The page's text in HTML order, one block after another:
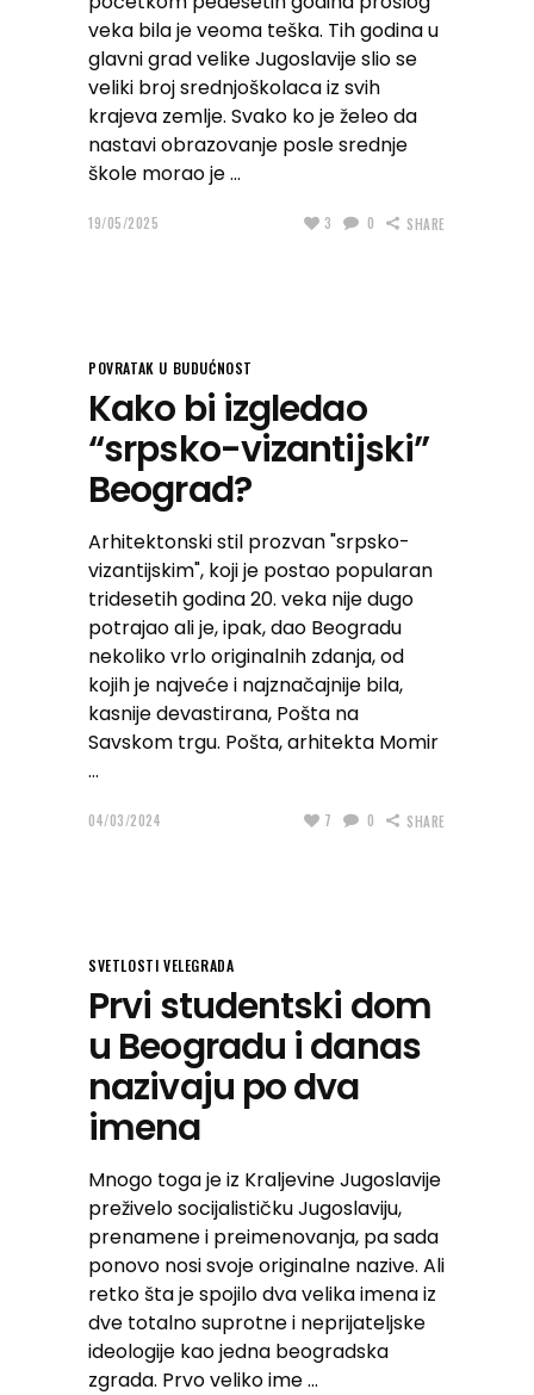
veka bila je veoma teška. Tih godina u
glavni grad velike Jugoslavije slio se
veliki broj srednjoškolaca iz svih
krajeva zemlje. Svako ko je želeo da
nastavi obrazovanje posle srednje
škole morao je
19/05/2025 3 0 SHARE
POVRATAK U BUDUĆNOST
Kako bi izgledao
“srpsko-vizantijski”
Beograd?
Arhitektonski stil prozvan "srpsko-
vizantijskim", koji je postao popularan
tridesetih godina 20. veka nije dugo
potrajao ali je, ipak, dao Beogradu
nekoliko vrlo originalnih zdanja, od
kojih je najveće i najznačajnije bila,
kasnije devastirana, Pošta na
Savskom trgu. Pošta, arhitekta Momir
04/03/2024 7 0 SHARE
SVETLOSTI VELEGRADA
Prvi studentski dom
u Beogradu i danas
nazivaju po dva
imena
Mnogo toga je iz Kraljevine Jugoslavije
preživelo socijalističku Jugoslaviju,
prenamene i preimenovanja, pa sada
ponovo nosi svoje originalne nazive. Ali
retko šta je spojilo dva velika imena iz
dve totalno suprotne i neprijateljske
ideologije kao jedna beogradska
zgrada. Prvo veliko ime